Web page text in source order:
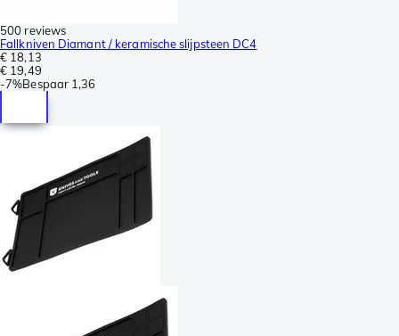
500 reviews
Fallkniven Diamant / keramische slijpsteen DC4
€ 18,13
€ 19,49
-7%Bespaar 1,36